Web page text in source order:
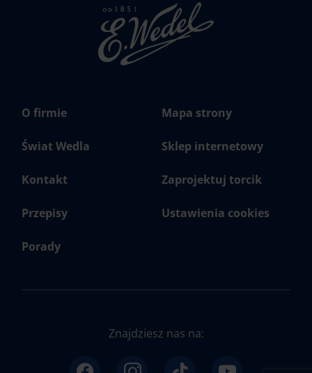
Strona
głowna
Wedel.pl
O firmie
Świat Wedla
Kontakt
Przepisy
Porady
Mapa strony
Sklep internetowy
Zaprojektuj torcik
Ustawienia cookies
Znajdziesz nas na: